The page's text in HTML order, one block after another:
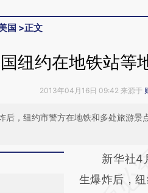
国 >正文
纽约在地铁站等
2013年04月16日 09:42 来源于
后，纽约市警方在地铁和多处旅游景
请务必在总
AI基
新华社4月
生爆炸后，